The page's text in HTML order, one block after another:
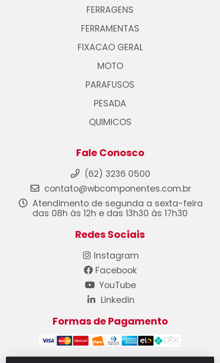
FERRAGENS
FERRAMENTAS
FIXACAO GERAL
MOTO
PARAFUSOS
PESADA
QUIMICOS
Fale Conosco
(62) 3236 0500
contato@wbcomponentes.com.br
Atendimento de segunda a sexta-feira
das 08h às 12h e das 13h30 às 17h30
Redes Sociais
Instagram
Facebook
YouTube
Linkedin
Formas de Pagamento